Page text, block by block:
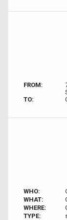
FROM:
TO:
WHO:
WHAT:
WHERE:
TYPE: